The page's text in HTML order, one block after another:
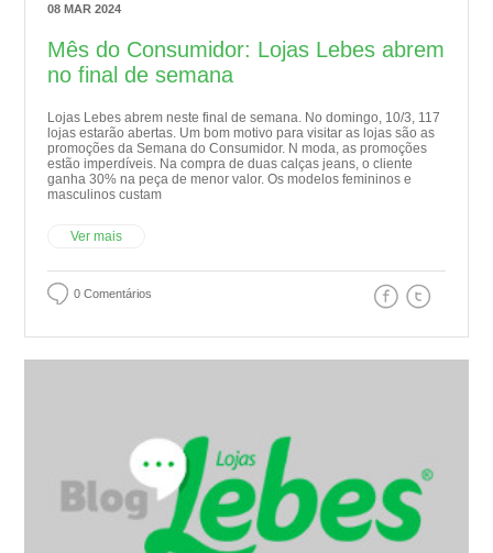
08 MAR 2024
Mês do Consumidor: Lojas Lebes abrem
no final de semana
Lojas Lebes abrem neste final de semana. No domingo, 10/3, 117
lojas estarão abertas. Um bom motivo para visitar as lojas são as
promoções da Semana do Consumidor. N moda, as promoções
estão imperdíveis. Na compra de duas calças jeans, o cliente
ganha 30% na peça de menor valor. Os modelos femininos e
masculinos custam
Ver mais
0 Comentários